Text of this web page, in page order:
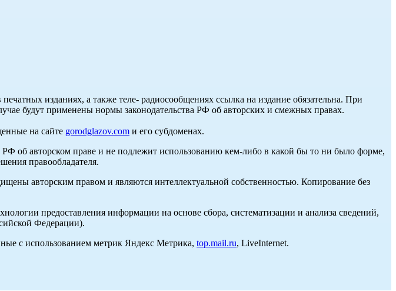
печатных изданиях, а также теле- радиосообщениях ссылка на издание обязательна. При
будут применены нормы законодательства РФ об авторских и смежных правах.
на сайте gorodglazov.com и его субдоменах.
РФ об авторском праве и не подлежит использованию кем-либо в какой бы то ни было форме,
правообладателя.
авторским правом и являются интеллектуальной собственностью. Копирование без
предоставления информации на основе сбора, систематизации и анализа сведений,
Федерации).
с использованием метрик Яндекс Метрика, top.mail.ru, LiveInternet.